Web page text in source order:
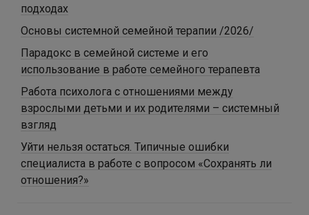
подходах
Основы системной семейной терапии /2026/
Парадокс в семейной системе и его
использование в работе семейного терапевта
Работа психолога с отношениями между
взрослыми детьми и их родителями – системный
взгляд
Уйти нельзя остаться. Типичные ошибки
специалиста в работе с вопросом «Сохранять ли
отношения?»